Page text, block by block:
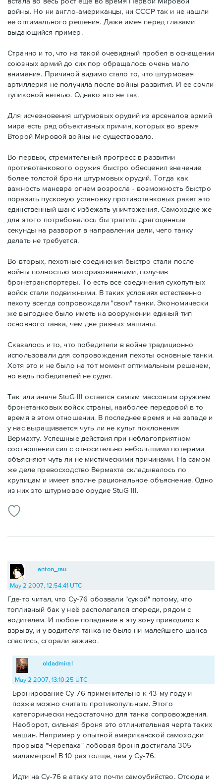
войны. Но ни англо-американцы, ни СССР так и не нашли
ее оптимального решения. Даже имея перед глазами
выдающийся пример.
Странно и то, что на такой очевидный пробел в оснащении
союзных армий до сих пор обращалось очень мало
внимания. Причиной видимо стало то, что штурмовая
артиллерия не получила после войны развития. И ее сочли
тупиковой ветвью. Однако это не так.
Для исчезновения штурмовых орудий из арсеналов армий
мира есть ряд объективных причин, которых во время
Второй Мировой войны не существовало.
Во-первых, стремительный прогресс в развитии
противотанкового оружия быстро обесценил значение
более толстой брони штурмовых орудий. Тогда как
важность маневра огнем возросла - возможность быстро
поразить пусковую установку противотанковых ракет это
единственный шанс избежать уничтожения. Самоходке же
для этого потребовалось бы тратить драгоценные
секунды на разворот в направлении цели, чего танку
делать не требуется.
Во-вторых, пехотные соединения быстро стали после
войны полностью моторизованными, получив
бронетранспортеры. То есть все соединения сухопутных
войск стали подвижными. В таких условиях естественно
пехоту всегда сопровождали "свои" танки. Экономически
же выгоднее было иметь на вооружении единый тип
основного танка, чем две разных машины.
Сказалось и то, что победители в войне традиционно
использовали для сопровождения пехоты основные танки.
Хотя это и не было на тот момент оптимальным решенем,
но ведь победителей не судят.
Так или иначе StuG III остается самым массовым оружием
бронетанковых войск страны, наиболее передовой в то
время в этом отношении. В последнее время и на западе и
у нас выращивается чуть ли не культ поклонения
Вермахту. Успешные действия при неблагоприятном
соотношении сил с относительно небольшими потерями
объясняют чуть ли не мистическими причинами. На самом
же деле превосходство Вермахта складывалось по
крупицам и имеет вполне рациональное объяснение. Одно
из них это штурмовое орудие StuG III.
anton_rau
May 2 2007, 12:54:41 UTC
Где-то читал, что Су-76 обозвали "сукой" потому, что
топливный бак у неё располагался спереди, рядом с
водителем. И любое попадание в эту зону приводило к
взрыву, и у водителя танка не было ни малейшего шанса
спастись, сгорали заживо.
oldadmiral
May 2 2007, 13:10:25 UTC
Бронирование Су-76 применительно к 43-му году и
позже можно считать противопульным. Этого
категорически недостаточно для танка сопровождения.
Наоборот, сильная броня это отличительная черта таких
машин. Например у опытной американской самоходки
прорыва "Черепаха" лобовая броня достигала 305
милиметров! В 10 раз толще, чем у Су-76.
Идти на Су-76 в атаку это почти самоубийство. Отсюда и